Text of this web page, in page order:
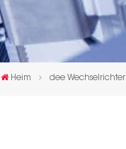
日语
한국인
Heim dee Wechselrichter